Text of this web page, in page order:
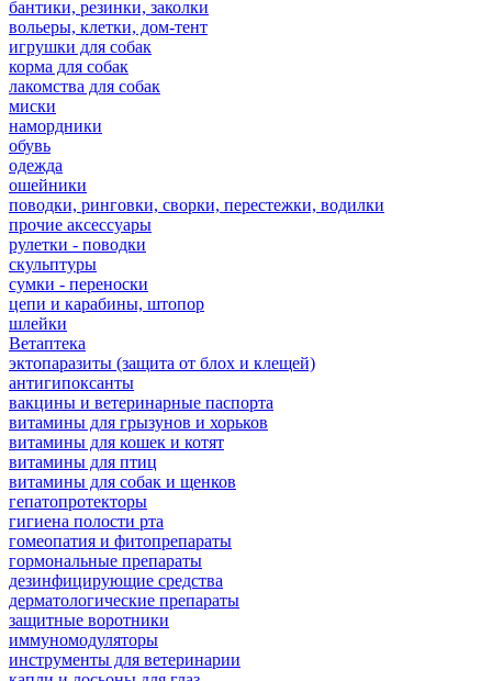
бантики, резинки, заколки
вольеры, клетки, дом-тент
игрушки для собак
корма для собак
лакомства для собак
миски
намордники
обувь
одежда
ошейники
поводки, ринговки, сворки, перестежки, водилки
прочие аксессуары
рулетки - поводки
скульптуры
сумки - переноски
цепи и карабины, штопор
шлейки
Ветаптека
эктопаразиты (защита от блох и клещей)
антигипоксанты
вакцины и ветеринарные паспорта
витамины для грызунов и хорьков
витамины для кошек и котят
витамины для птиц
витамины для собак и щенков
гепатопротекторы
гигиена полости рта
гомеопатия и фитопрепараты
гормональные препараты
дезинфицирующие средства
дерматологические препараты
защитные воротники
иммуномодуляторы
инструменты для ветеринарии